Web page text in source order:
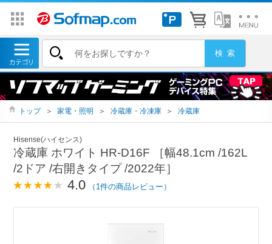
トップ ＞ 家電・照明 ＞ 冷蔵庫・冷凍庫 ＞ 冷蔵庫
Hisense(ハイセンス)
冷蔵庫 ホワイト HR-D16F ［幅48.1cm /162L
/2ドア /右開きタイプ /2022年］
4.0 （1件の商品レビュー）